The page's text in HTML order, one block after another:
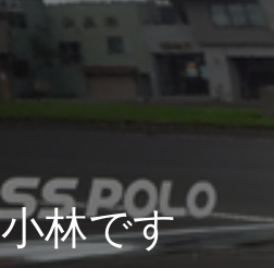
小林です